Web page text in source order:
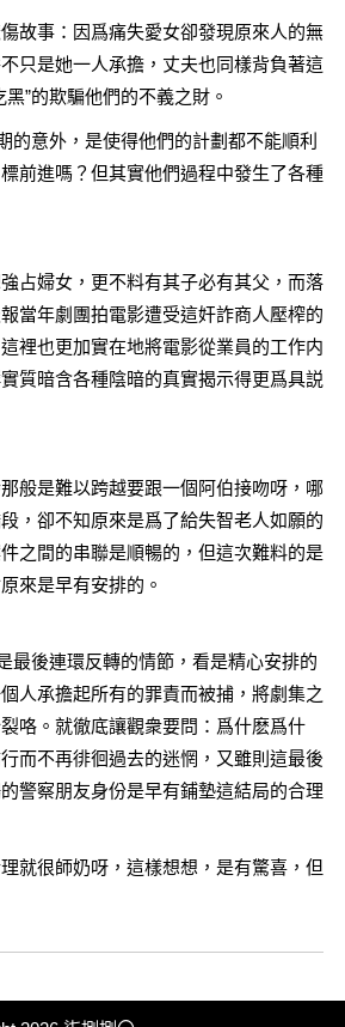
故事：因爲痛失愛女卻發現原來人的無
只是她一人承擔，丈夫也同樣背負著這
”的欺騙他們的不義之財。
的意外，是使得他們的計劃都不能順利
前進嗎？但其實他們過程中發生了各種
占婦女，更不料有其子必有其父，而落
當年劇團拍電影遭受這奸詐商人壓榨的
裡也更加實在地將電影從業員的工作内
質暗含各種陰暗的真實揭示得更爲具説
般是難以跨越要跟一個阿伯接吻呀，哪
，卻不知原來是爲了給失智老人如願的
之間的串聯是順暢的，但這次難料的是
來是早有安排的。
最後連環反轉的情節，看是精心安排的
人承擔起所有的罪責而被捕，將劇集之
咯。就徹底讓觀衆要問：爲什麽爲什
而不再徘徊過去的迷惘，又雖則這最後
警察朋友身份是早有鋪墊這結局的合理
就很師奶呀，這樣想想，是有驚喜，但